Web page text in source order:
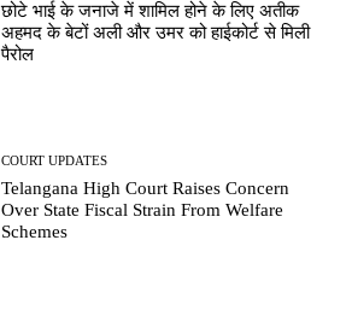
छोटे भाई के जनाजे में शामिल होने के लिए अतीक
अहमद के बेटों अली और उमर को हाईकोर्ट से मिली
पैरोल
COURT UPDATES
Telangana High Court Raises Concern
Over State Fiscal Strain From Welfare
Schemes